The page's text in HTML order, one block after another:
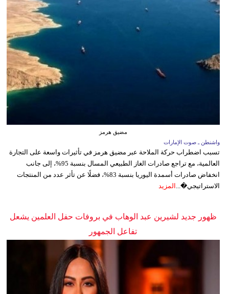
مضيق هرمز
واشنطن ـ صوت الإمارات
تسبب اضطراب حركة الملاحة عبر مضيق هرمز في تأثيرات واسعة على التجارة
العالمية، مع تراجع صادرات الغاز الطبيعي المسال بنسبة 95%، إلى جانب
انخفاض صادرات أسمدة اليوريا بنسبة 83%، فضلًا عن تأثر عدد من المنتجات
الاستراتيجي�... المزيد
ظهور جديد لشيرين عبد الوهاب في بروفات حفل العلمين يشعل
تفاعل الجمهور